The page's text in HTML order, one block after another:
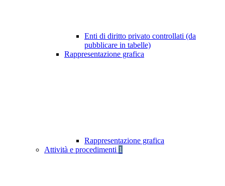
Enti di diritto privato controllati (da
pubblicare in tabelle)
Rappresentazione grafica
Rappresentazione grafica
Attività e procedimenti 1